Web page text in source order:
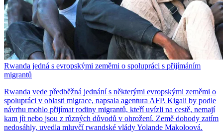
Rwanda jedná s evropskými zeměmi o spolupráci s přijímáním
migrantů
Rwanda vede předběžná jednání s některými evropskými zeměmi o
spolupráci v oblasti migrace, napsala agentura AFP. Kigali by podle
návrhu mohlo přijímat rodiny migrantů, kteří uvízli na cestě, nemají
kam jít nebo jsou z různých důvodů v ohrožení. Země dohody zatím
nedosáhly, uvedla mluvčí rwandské vlády Yolande Makoloová.